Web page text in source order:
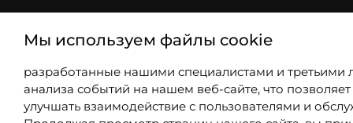
Блог
8 (800) 301-39-03
Мы используем файлы cookie
разработанные нашими специалистами и третьими
анализа событий на нашем веб-сайте, что
улучшать взаимодействие с пользователями и